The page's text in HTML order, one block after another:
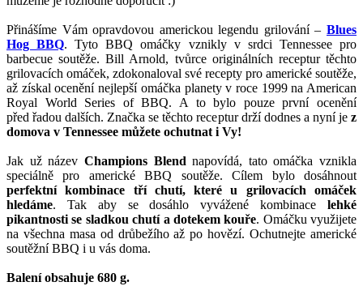
Přinášíme Vám opravdovou americkou legendu grilování – Blues
Hog BBQ. Tyto BBQ omáčky vznikly v srdci Tennessee pro
barbecue soutěže. Bill Arnold, tvůrce originálních receptur těchto
grilovacích omáček, zdokonaloval své recepty pro americké soutěže,
až získal ocenění nejlepší omáčka planety v roce 1999 na American
Royal World Series of BBQ. A to bylo pouze první ocenění
před řadou dalších. Značka se těchto receptur drží dodnes a nyní je z
domova v Tennessee můžete ochutnat i Vy!
Jak už název Champions Blend napovídá, tato omáčka vznikla
speciálně pro americké BBQ soutěže. Cílem bylo dosáhnout
perfektní kombinace tří chutí, které u grilovacích omáček
hledáme. Tak aby se dosáhlo vyvážené kombinace lehké
pikantnosti se sladkou chutí a dotekem kouře. Omáčku využijete
na všechna masa od drůbežího až po hovězí. Ochutnejte americké
soutěžní BBQ i u vás doma.
Balení obsahuje 680 g.